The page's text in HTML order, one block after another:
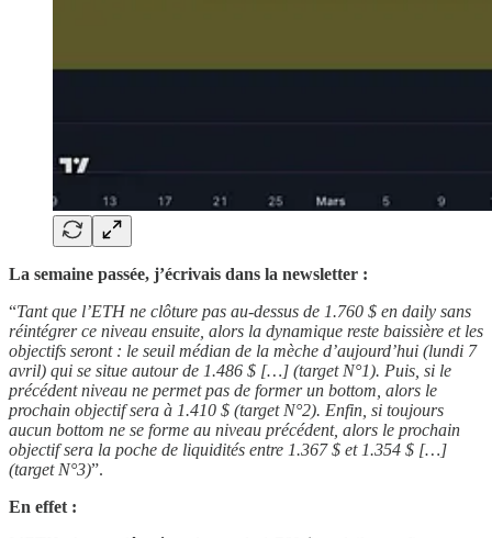
La semaine passée, j’écrivais dans la newsletter :
“Tant que l’ETH ne clôture pas au-dessus de 1.760 $ en daily sans
réintégrer ce niveau ensuite, alors la dynamique reste baissière et les
objectifs seront : le seuil médian de la mèche d’aujourd’hui (lundi 7
avril) qui se situe autour de 1.486 $ […] (target N°1). Puis, si le
précédent niveau ne permet pas de former un bottom, alors le
prochain objectif sera à 1.410 $ (target N°2). Enfin, si toujours
aucun bottom ne se forme au niveau précédent, alors le prochain
objectif sera la poche de liquidités entre 1.367 $ et 1.354 $ […]
(target N°3)”.
En effet :